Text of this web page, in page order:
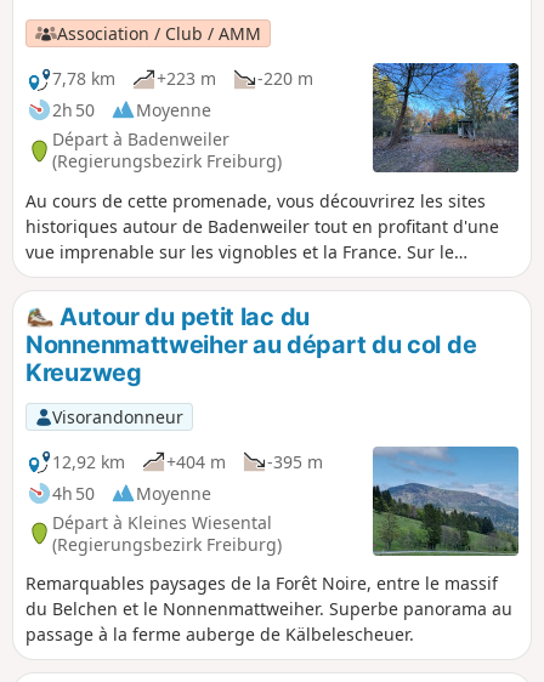
Association / Club / AMM
7,78 km
+223 m
-220 m
2h 50
Moyenne
Départ à Badenweiler
(Regierungsbezirk Freiburg)
Au cours de cette promenade, vous découvrirez les sites
historiques autour de Badenweiler tout en profitant d'une
vue imprenable sur les vignobles et la France. Sur le
chemin du retour, vous mettrez vos sens en éveil et
découvrirez le paysage de manière plus ludique. L'itinéraire
vous mènera à travers des bois, des terres agricoles et des
vignobles, offrant des paysages magnifiques tout au long
du parcours.
Autour du petit lac du
Nonnenmattweiher au départ du col de
Kreuzweg
Visorandonneur
12,92 km
+404 m
-395 m
4h 50
Moyenne
Départ à Kleines Wiesental
(Regierungsbezirk Freiburg)
Remarquables paysages de la Forêt Noire, entre le massif
du Belchen et le Nonnenmattweiher. Superbe panorama au
passage à la ferme auberge de Kälbelescheuer.